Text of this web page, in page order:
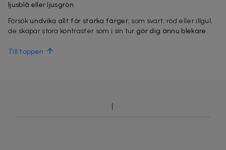
ljusblå eller ljusgrön.
Försök undvika allt för starka färger, som svart, röd eller illgul,
de skapar stora kontraster som i sin tur gör dig ännu blekare.
Till toppen